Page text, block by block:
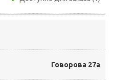
Говорова 27а